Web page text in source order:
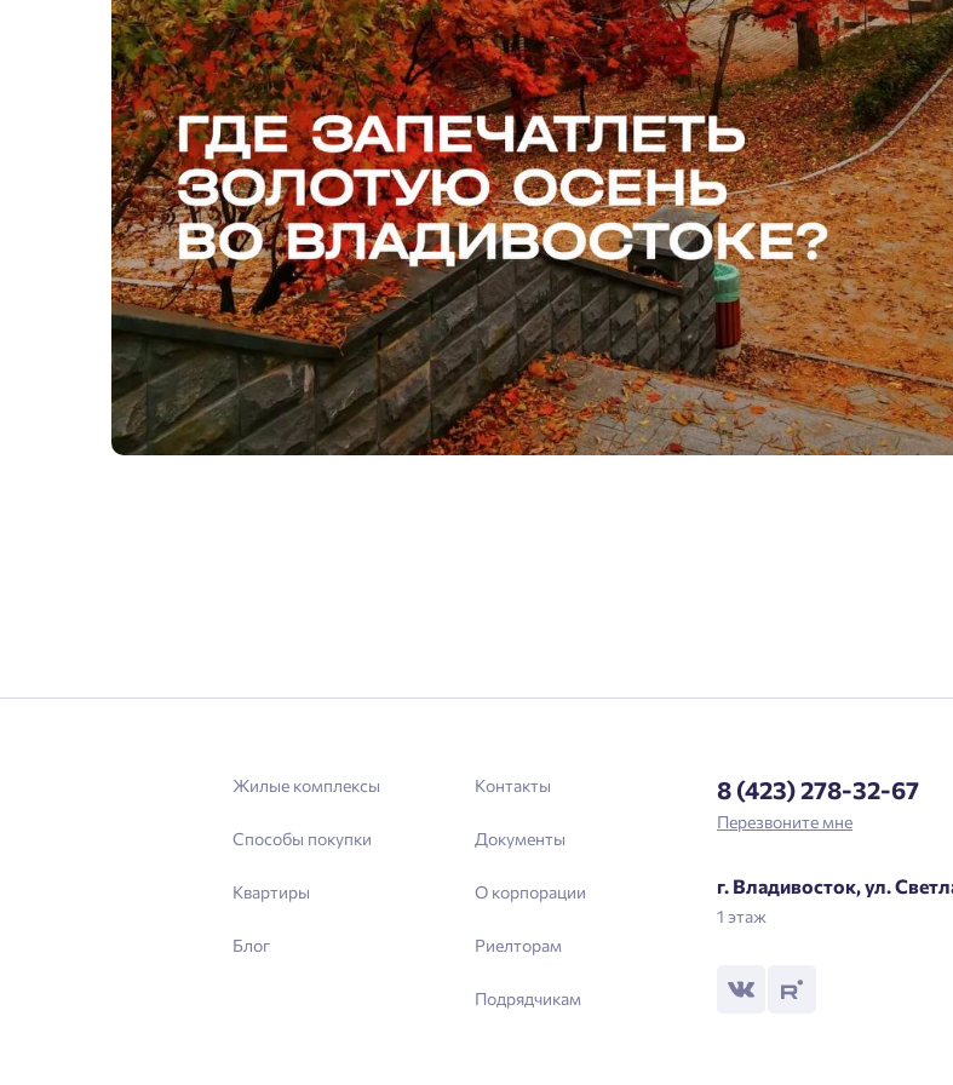
Жилые комплексы
Способы покупки
Квартиры
Блог
Контакты
Документы
О корпорации
Риелторам
Подрядчикам
8 (423) 278-32-67
Перезвоните мне
г. Владивосток, ул.
1 этаж
Телефон
Нажимая кнопку «Отправить», вы даёте согласие на
персональных данных.
Подтвердить
Отправить